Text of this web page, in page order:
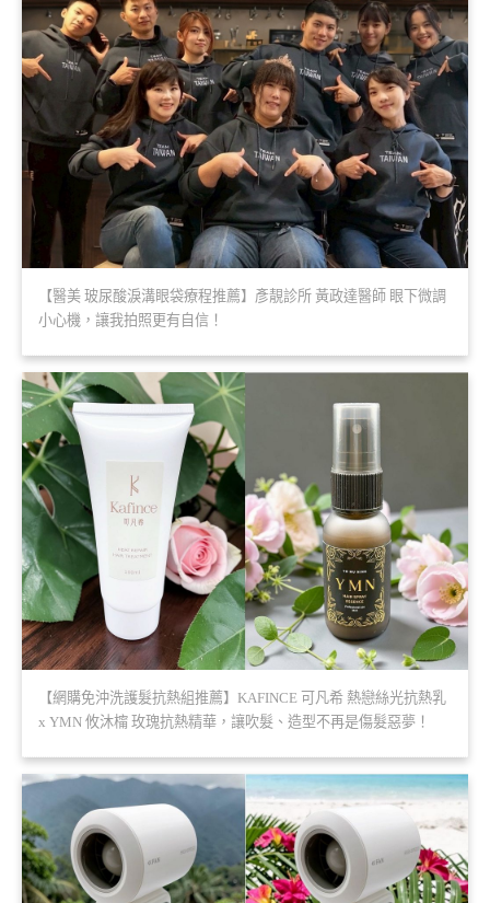
【醫美 玻尿酸淚溝眼袋療程推薦】彥靚診所 黃政達醫師 眼下微調
小心機，讓我拍照更有自信！
【網購免沖洗護髮抗熱組推薦】KAFINCE 可凡希 熱戀絲光抗熱乳
x YMN 攸沐橣 玫瑰抗熱精華，讓吹髮、造型不再是傷髮惡夢！